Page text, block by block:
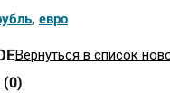
, евро
Вернуться в список
(0)